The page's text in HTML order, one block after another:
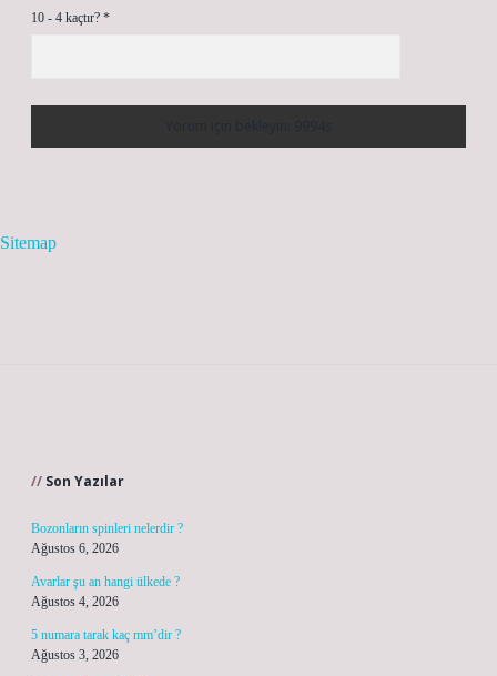
10 - 4 kaçtır? *
Sitemap
Son Yazılar
Bozonların spinleri nelerdir ?
Ağustos 6, 2026
Avarlar şu an hangi ülkede ?
Ağustos 4, 2026
5 numara tarak kaç mm’dir ?
Ağustos 3, 2026